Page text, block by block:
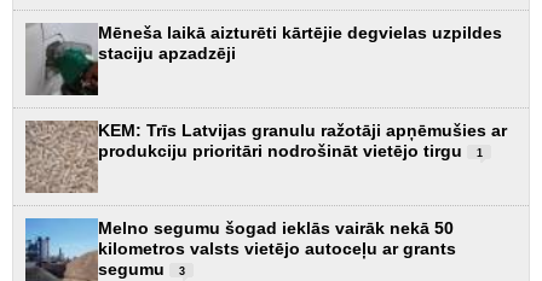
Mēneša laikā aizturēti kārtējie degvielas uzpildes
staciju apzadzēji
KEM: Trīs Latvijas granulu ražotāji apņēmušies ar
produkciju prioritāri nodrošināt vietējo tirgu
1
Melno segumu šogad ieklās vairāk nekā 50
kilometros valsts vietējo autoceļu ar grants
segumu
3